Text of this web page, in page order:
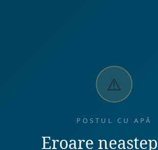
⚠️
POSTUL CU APĂ
Eroare